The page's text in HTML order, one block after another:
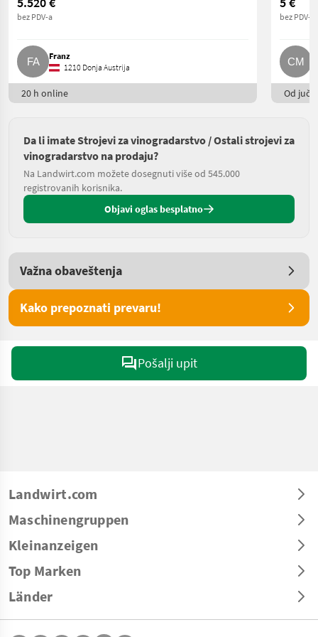
bez PDV-a
Franz
1210 Donja Austrija
20 h online
bez PDV-a
Od juče
Da li imate Strojevi za vinogradarstvo / Ostali strojevi za
vinogradarstvo na prodaju?
Na Landwirt.com možete dosegnuti više od 545.000
registrovanih korisnika.
Objavi oglas besplatno
Važna obaveštenja
Kako prepoznati prevaru!
Pošalji upit
Landwirt.com
Maschinengruppen
Kleinanzeigen
Top Marken
Länder